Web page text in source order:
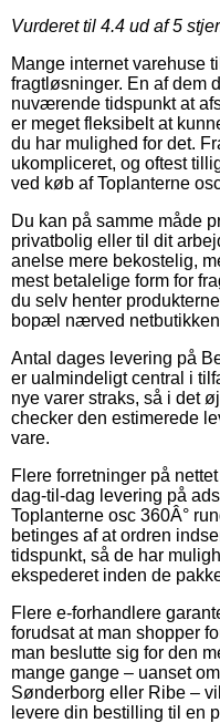
Vurderet til 4.4 ud af 5
Mange internet varehuse
fragtløsninger. En af dem
nuværende tidspunkt at
er meget fleksibelt at
du har mulighed for det.
ukompliceret, og oftest
ved køb af Toplanterne
Du kan på samme måde
privatbolig eller til dit
anelse mere bekostelig,
mest betalelige form for
du selv henter
bopæl nærved
Antal dages levering på
er ualmindeligt central i
nye varer straks, så i det
checker den estimerede
vare.
Flere forretninger på
dag-til-dag levering på
Toplanterne osc 360Â°
betinges af at ordren
tidspunkt, så de har
ekspederet inden de
Flere e-forhandlere
forudsat at man shopper
man beslutte sig for den
mange gange – uanset
Sønderborg eller Ribe –
levere din bestilling til en